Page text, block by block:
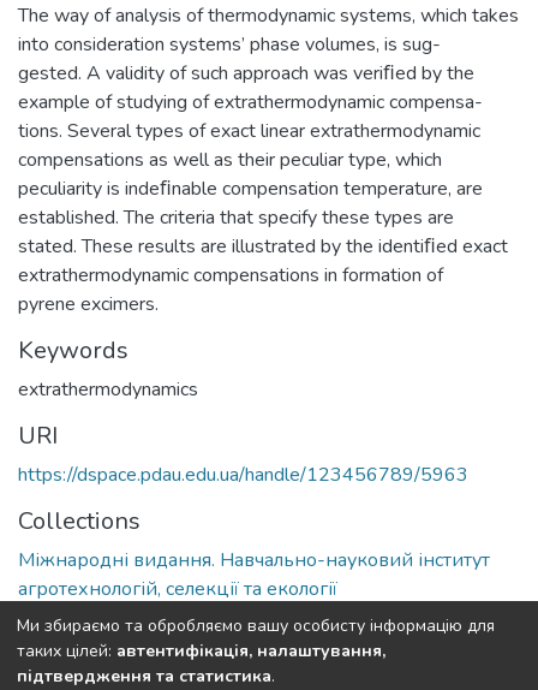
The way of analysis of thermodynamic systems, which takes
into consideration systems’ phase volumes, is sug-
gested. A validity of such approach was veriﬁed by the
example of studying of extrathermodynamic compensa-
tions. Several types of exact linear extrathermodynamic
compensations as well as their peculiar type, which
peculiarity is indeﬁnable compensation temperature, are
established. The criteria that specify these types are
stated. These results are illustrated by the identiﬁed exact
extrathermodynamic compensations in formation of
pyrene excimers.
Keywords
extrathermodynamics
URI
https://dspace.pdau.edu.ua/handle/123456789/5963
Collections
Міжнародні видання. Навчально-науковий інститут
агротехнологій, селекції та екології
Full item page
Ми збираємо та обробляємо вашу особисту інформацію для
таких цілей: автентифікація, налаштування,
підтвердження та статистика.